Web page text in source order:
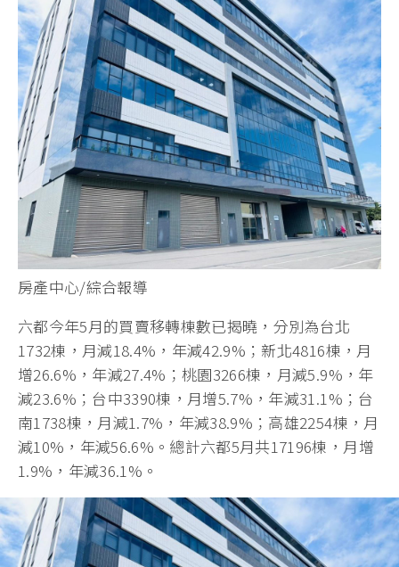
房產中心/綜合報導
六都今年5月的買賣移轉棟數已揭曉，分別為台北
1732棟，月減18.4%，年減42.9%；新北4816棟，月
增26.6%，年減27.4%；桃園3266棟，月減5.9%，年
減23.6%；台中3390棟，月增5.7%，年減31.1%；台
南1738棟，月減1.7%，年減38.9%；高雄2254棟，月
減10%，年減56.6%。總計六都5月共17196棟，月增
1.9%，年減36.1%。